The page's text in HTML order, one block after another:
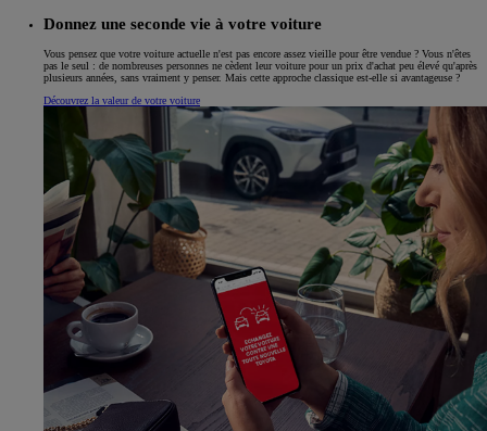
Donnez une seconde vie à votre voiture
Vous pensez que votre voiture actuelle n'est pas encore assez vieille pour être vendue ? Vous n'êtes
pas le seul : de nombreuses personnes ne cèdent leur voiture pour un prix d'achat peu élevé qu'après
plusieurs années, sans vraiment y penser. Mais cette approche classique est-elle si avantageuse ?
Découvrez la valeur de votre voiture